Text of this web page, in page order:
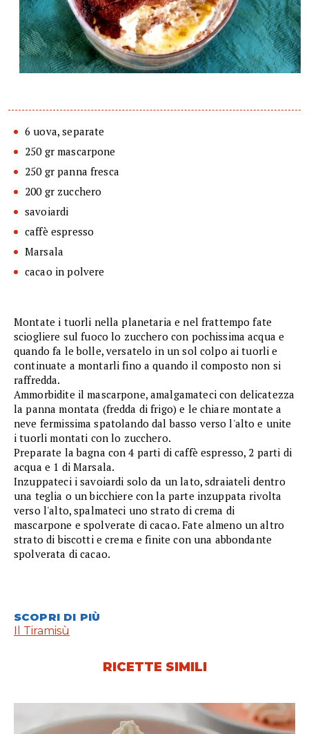
6 uova, separate
250 gr mascarpone
250 gr panna fresca
200 gr zucchero
savoiardi
caffè espresso
Marsala
cacao in polvere
Montate i tuorli nella planetaria e nel frattempo fate
sciogliere sul fuoco lo zucchero con pochissima acqua e
quando fa le bolle, versatelo in un sol colpo ai tuorli e
continuate a montarli fino a quando il composto non si
raffredda.
Ammorbidite il mascarpone, amalgamateci con delicatezza
la panna montata (fredda di frigo) e le chiare montate a
neve fermissima spatolando dal basso verso l'alto e unite
i tuorli montati con lo zucchero.
Preparate la bagna con 4 parti di caffè espresso, 2 parti di
acqua e 1 di Marsala.
Inzuppateci i savoiardi solo da un lato, sdraiateli dentro
una teglia o un bicchiere con la parte inzuppata rivolta
verso l'alto, spalmateci uno strato di crema di
mascarpone e spolverate di cacao. Fate almeno un altro
strato di biscotti e crema e finite con una abbondante
spolverata di cacao.
SCOPRI DI PIÙ
Il Tiramisù
RICETTE SIMILI